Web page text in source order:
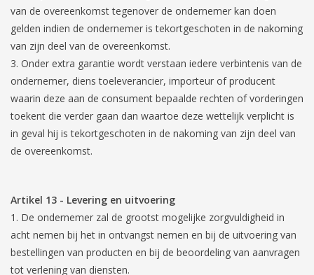
van de overeenkomst tegenover de ondernemer kan doen
gelden indien de ondernemer is tekortgeschoten in de nakoming
van zijn deel van de overeenkomst.
Onder extra garantie wordt verstaan iedere verbintenis van de
ondernemer, diens toeleverancier, importeur of producent
waarin deze aan de consument bepaalde rechten of vorderingen
toekent die verder gaan dan waartoe deze wettelijk verplicht is
in geval hij is tekortgeschoten in de nakoming van zijn deel van
de overeenkomst.
Artikel 13 - Levering en uitvoering
De ondernemer zal de grootst mogelijke zorgvuldigheid in
acht nemen bij het in ontvangst nemen en bij de uitvoering van
bestellingen van producten en bij de beoordeling van aanvragen
tot verlening van diensten.